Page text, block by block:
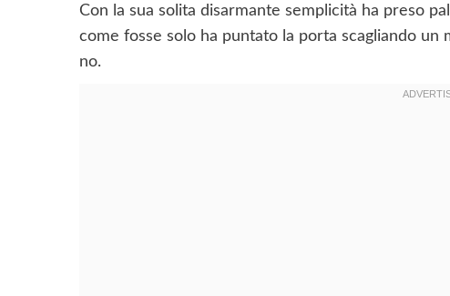
Con la sua solita disarmante semplicità ha preso
come fosse solo ha puntato la porta scagliando
no.